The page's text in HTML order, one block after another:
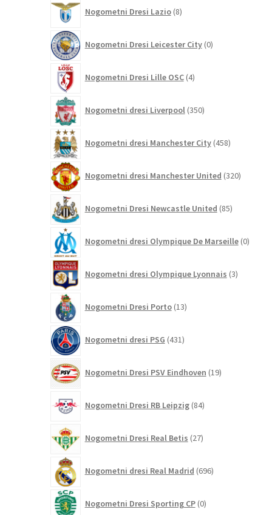
Nogometni Dresi Lazio 8izdelkov
Nogometni Dresi Leicester City 0izdelkov
Nogometni Dresi Lille OSC 4izdelki
Nogometni dresi Liverpool 350izdelkov
Nogometni dresi Manchester City 458izdelkov
Nogometni dresi Manchester United 320izdelkov
Nogometni Dresi Newcastle United 85izdelkov
Nogometni dresi Olympique De Marseille 0
Nogometni dresi Olympique Lyonnais 3izdelki
Nogometni Dresi Porto 13izdelkov
Nogometni dresi PSG 431izdelkov
Nogometni Dresi PSV Eindhoven 19izdelkov
Nogometni Dresi RB Leipzig 84izdelkov
Nogometni Dresi Real Betis 27izdelkov
Nogometni dresi Real Madrid 696izdelkov
Nogometni Dresi Sporting CP 0izdelkov